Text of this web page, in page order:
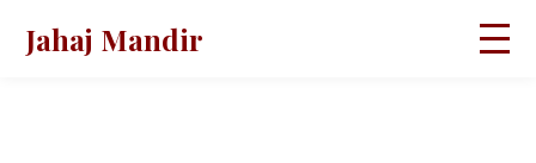
Jahaj Mandir